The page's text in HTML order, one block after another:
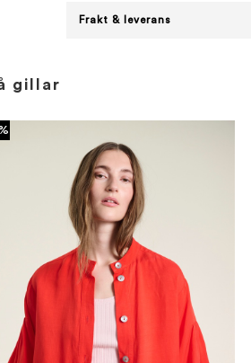
Frakt & leverans
gillar